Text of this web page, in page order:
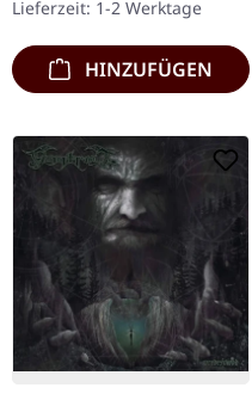
„Under…
Lieferzeit: 1-2 Werktage
HINZUFÜGEN